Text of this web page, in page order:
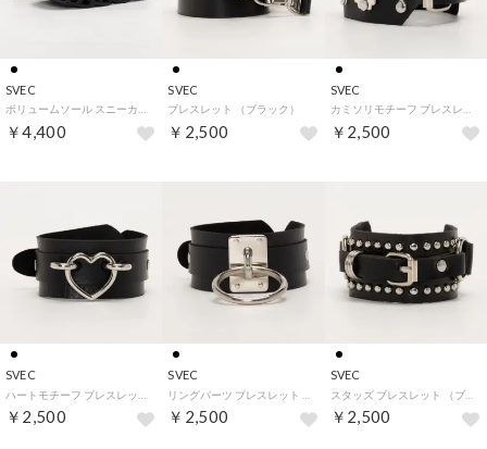
SVEC
￥4,400
SVEC
ブレスレット （ブラック）
￥2,500
SVEC
￥2,500
SVEC
￥2,500
SVEC
￥2,500
SVEC
スタッズ ブレスレット （ブラック）
￥2,500